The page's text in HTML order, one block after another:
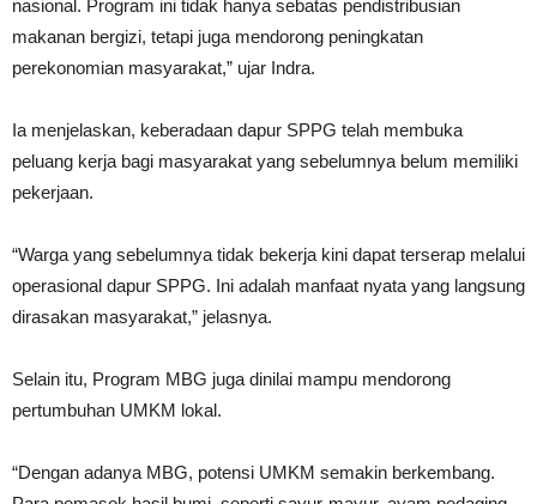
nasional. Program ini tidak hanya sebatas pendistribusian
makanan bergizi, tetapi juga mendorong peningkatan
perekonomian masyarakat,” ujar Indra.
Ia menjelaskan, keberadaan dapur SPPG telah membuka
peluang kerja bagi masyarakat yang sebelumnya belum memiliki
pekerjaan.
“Warga yang sebelumnya tidak bekerja kini dapat terserap melalui
operasional dapur SPPG. Ini adalah manfaat nyata yang langsung
dirasakan masyarakat,” jelasnya.
Selain itu, Program MBG juga dinilai mampu mendorong
pertumbuhan UMKM lokal.
“Dengan adanya MBG, potensi UMKM semakin berkembang.